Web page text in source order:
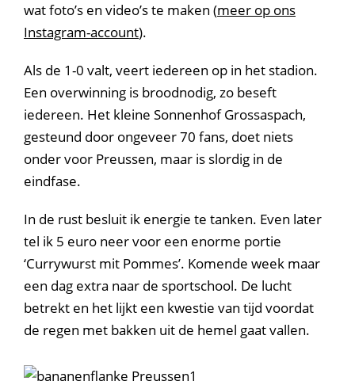
wat foto’s en video’s te maken (meer op ons
Instagram-account).
Als de 1-0 valt, veert iedereen op in het stadion.
Een overwinning is broodnodig, zo beseft
iedereen. Het kleine Sonnenhof Grossaspach,
gesteund door ongeveer 70 fans, doet niets
onder voor Preussen, maar is slordig in de
eindfase.
In de rust besluit ik energie te tanken. Even later
tel ik 5 euro neer voor een enorme portie
‘Currywurst mit Pommes’. Komende week maar
een dag extra naar de sportschool. De lucht
betrekt en het lijkt een kwestie van tijd voordat
de regen met bakken uit de hemel gaat vallen.